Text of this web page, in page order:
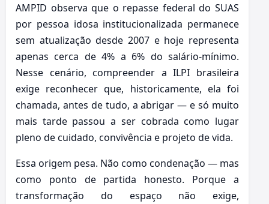
AMPID observa que o repasse federal do SUAS
por pessoa idosa institucionalizada permanece
sem atualização desde 2007 e hoje representa
apenas cerca de 4% a 6% do salário-mínimo.
Nesse cenário, compreender a ILPI brasileira
exige reconhecer que, historicamente, ela foi
chamada, antes de tudo, a abrigar — e só muito
mais tarde passou a ser cobrada como lugar
pleno de cuidado, convivência e projeto de vida.
Essa origem pesa. Não como condenação — mas
como ponto de partida honesto. Porque a
transformação do espaço não exige,